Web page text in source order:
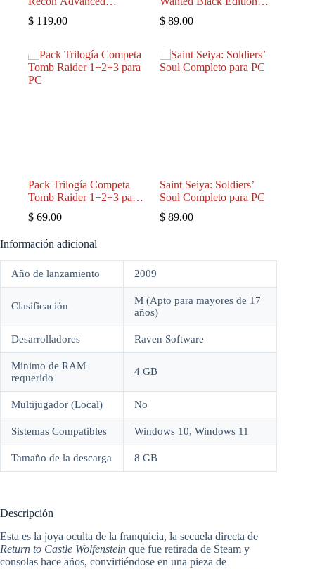
Warfighter 1 y 2
$ 119.00
(2005)
$ 89.00
Pack Trilogía Competa
Tomb Raider 1+2+3 para
PC
$ 69.00
Saint Seiya: Soldiers’
Soul Completo para PC
$ 89.00
Información adicional
Año de lanzamiento 2009
Clasificación
M (Apto para mayores de 17
años)
Desarrolladores Raven Software
Mínimo de RAM
requerido
4 GB
Multijugador (Local) No
Sistemas Compatibles Windows 10, Windows 11
Tamaño de la descarga 8 GB
Descripción
Esta es la joya oculta de la franquicia, la secuela directa de
Return to Castle Wolfenstein que fue retirada de Steam y
consolas hace años, convirtiéndose en una pieza de